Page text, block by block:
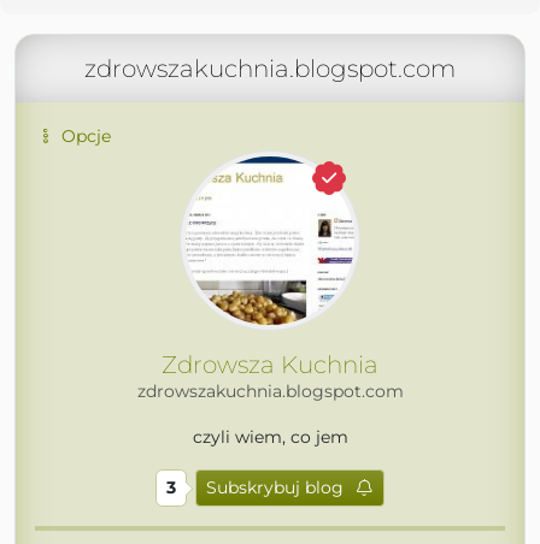
zdrowszakuchnia.blogspot.com
Opcje
Zdrowsza Kuchnia
zdrowszakuchnia.blogspot.com
czyli wiem, co jem
3 Subskrybuj blog